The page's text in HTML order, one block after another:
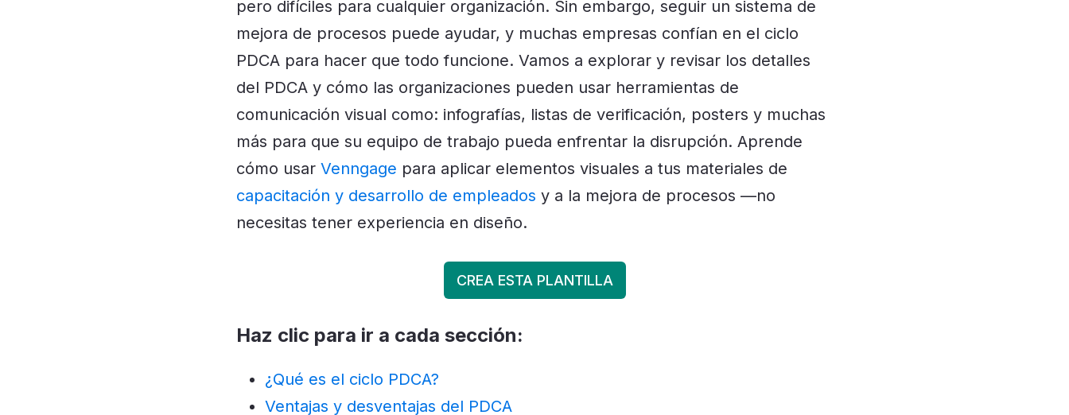
pero difíciles para cualquier organización. Sin embargo, seguir un sistema de
mejora de procesos puede ayudar, y muchas empresas confían en el ciclo
PDCA para hacer que todo funcione. Vamos a explorar y revisar los detalles
del PDCA y cómo las organizaciones pueden usar herramientas de
comunicación visual como: infografías, listas de verificación, posters y muchas
más para que su equipo de trabajo pueda enfrentar la disrupción. Aprende
cómo usar Venngage para aplicar elementos visuales a tus materiales de
capacitación y desarrollo de empleados y a la mejora de procesos —no
necesitas tener experiencia en diseño.
CREA ESTA PLANTILLA
Haz clic para ir a cada sección:
¿Qué es el ciclo PDCA?
Ventajas y desventajas del PDCA